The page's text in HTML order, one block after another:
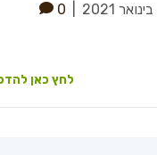
0
לחץ כאן